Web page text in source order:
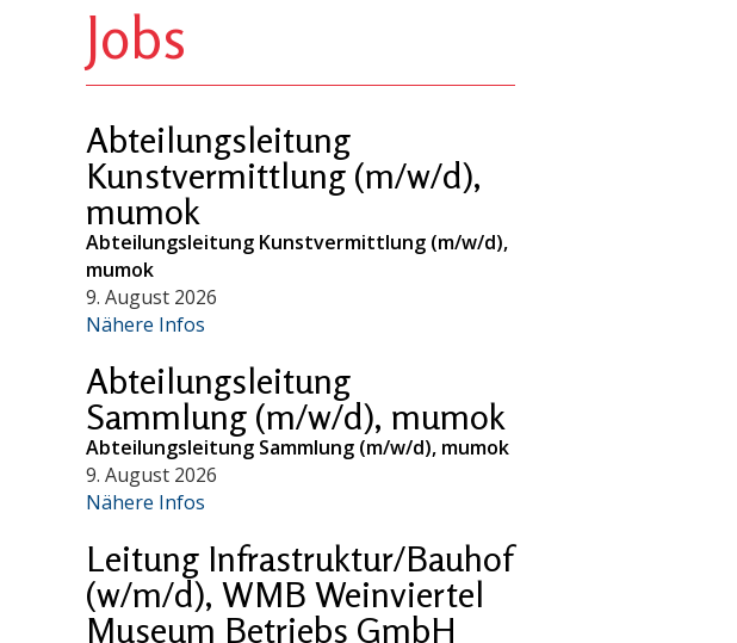
Jobs
Abteilungsleitung
Kunstvermittlung (m/w/d),
mumok
Abteilungsleitung Kunstvermittlung (m/w/d),
mumok
9. August 2026
Nähere Infos
Abteilungsleitung
Sammlung (m/w/d), mumok
Abteilungsleitung Sammlung (m/w/d), mumok
9. August 2026
Nähere Infos
Leitung Infrastruktur/Bauhof
(w/m/d), WMB Weinviertel
Museum Betriebs GmbH